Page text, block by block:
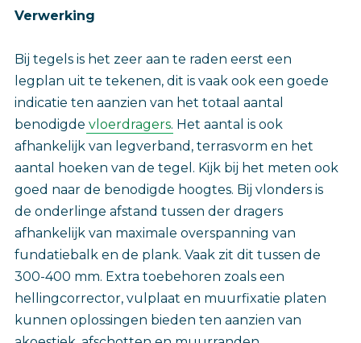
Verwerking
Bij tegels is het zeer aan te raden eerst een
legplan uit te tekenen, dit is vaak ook een goede
indicatie ten aanzien van het totaal aantal
benodigde vloerdragers. Het aantal is ook
afhankelijk van legverband, terrasvorm en het
aantal hoeken van de tegel. Kijk bij het meten ook
goed naar de benodigde hoogtes. Bij vlonders is
de onderlinge afstand tussen der dragers
afhankelijk van maximale overspanning van
fundatiebalk en de plank. Vaak zit dit tussen de
300-400 mm. Extra toebehoren zoals een
hellingcorrector, vulplaat en muurfixatie platen
kunnen oplossingen bieden ten aanzien van